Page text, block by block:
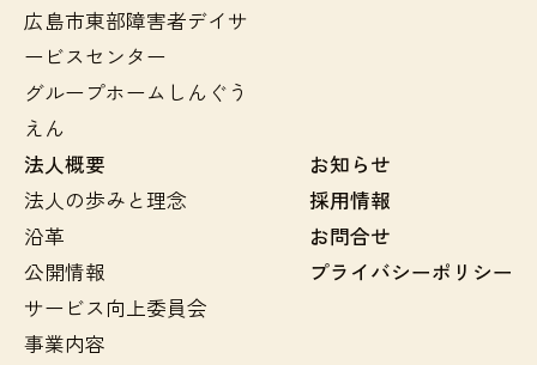
広島市東部障害者デイサ
ービスセンター
グループホームしんぐう
えん
法人概要
法人の歩みと理念
沿革
公開情報
サービス向上委員会
事業内容
お知らせ
採用情報
お問合せ
プライバシーポリシー